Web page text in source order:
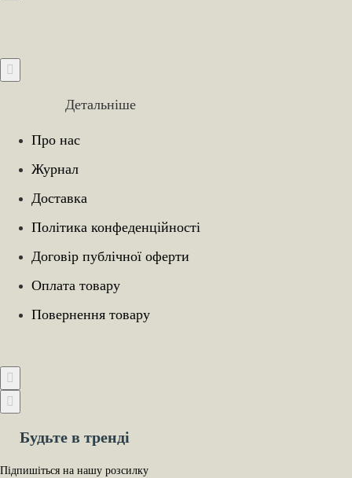
Детальніше
Про нас
Журнал
Доставка
Політика конфеденційності
Договір публічної оферти
Оплата товару
Повернення товару
Будьте в тренді
Підпишіться на нашу розсилку